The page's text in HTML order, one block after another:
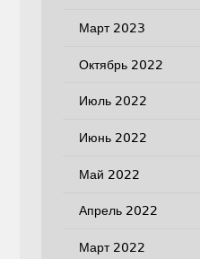
Март 2023
Октябрь 2022
Июль 2022
Июнь 2022
Май 2022
Апрель 2022
Март 2022